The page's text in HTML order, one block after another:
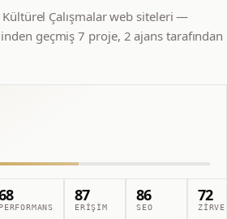
Çalışmalar web siteleri —
geçmiş 7 proje, 2 ajans tarafından
PERFORMANS
87
ERIŞIM
86
SEO
72
ZIRVE